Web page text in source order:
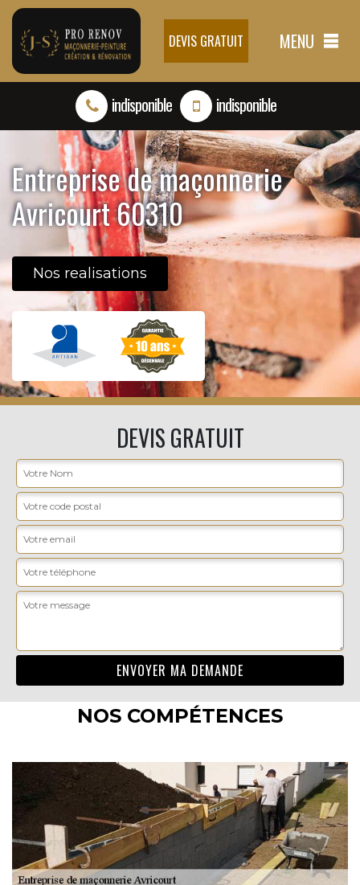
DEVIS GRATUIT MENU
indisponible indisponible
Entreprise de maçonnerie
Avricourt 60310
Nos realisations
DEVIS GRATUIT
NOS COMPÉTENCES